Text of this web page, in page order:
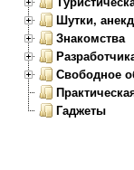
Шутки,
Знакомства
Свободное
Гаджеты